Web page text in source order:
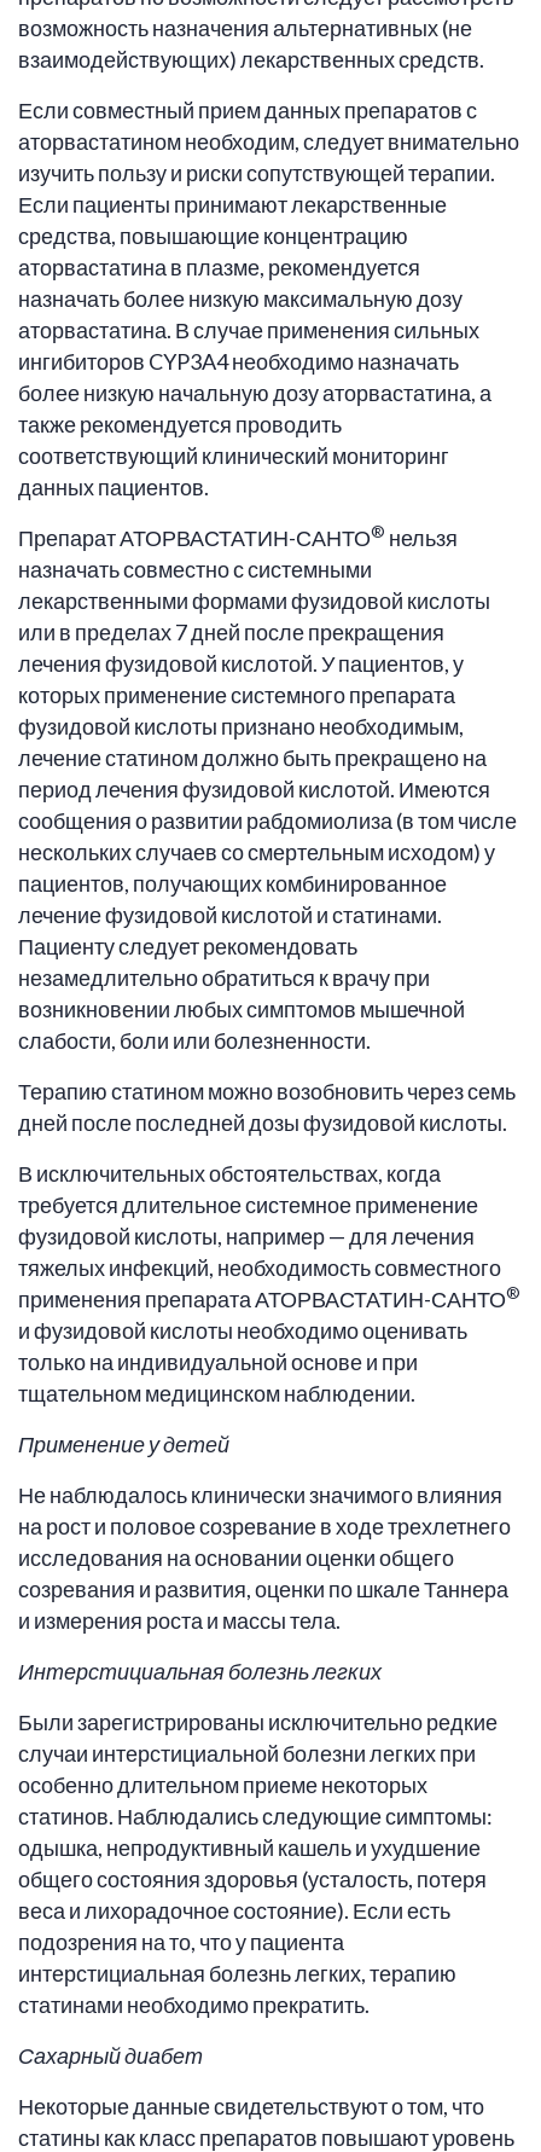
возможность назначения альтернативных (не
взаимодействующих) лекарственных средств.
Если совместный прием данных препаратов с
аторвастатином необходим, следует внимательно
изучить пользу и риски сопутствующей терапии.
Если пациенты принимают лекарственные
средства, повышающие концентрацию
аторвастатина в плазме, рекомендуется
назначать более низкую максимальную дозу
аторвастатина. В случае применения сильных
ингибиторов CYP3A4 необходимо назначать
более низкую начальную дозу аторвастатина, а
также рекомендуется проводить
соответствующий клинический мониторинг
данных пациентов.
Препарат АТОРВАСТАТИН-САНТО® нельзя
назначать совместно с системными
лекарственными формами фузидовой кислоты
или в пределах 7 дней после прекращения
лечения фузидовой кислотой. У пациентов, у
которых применение системного препарата
фузидовой кислоты признано необходимым,
лечение статином должно быть прекращено на
период лечения фузидовой кислотой. Имеются
сообщения о развитии рабдомиолиза (в том числе
нескольких случаев со смертельным исходом) у
пациентов, получающих комбинированное
лечение фузидовой кислотой и статинами.
Пациенту следует рекомендовать
незамедлительно обратиться к врачу при
возникновении любых симптомов мышечной
слабости, боли или болезненности.
Терапию статином можно возобновить через семь
дней после последней дозы фузидовой кислоты.
В исключительных обстоятельствах, когда
требуется длительное системное применение
фузидовой кислоты, например — для лечения
тяжелых инфекций, необходимость совместного
применения препарата АТОРВАСТАТИН-САНТО®
и фузидовой кислоты необходимо оценивать
только на индивидуальной основе и при
тщательном медицинском наблюдении.
Применение у детей
Не наблюдалось клинически значимого влияния
на рост и половое созревание в ходе трехлетнего
исследования на основании оценки общего
созревания и развития, оценки по шкале Таннера
и измерения роста и массы тела.
Интерстициальная болезнь легких
Были зарегистрированы исключительно редкие
случаи интерстициальной болезни легких при
особенно длительном приеме некоторых
статинов. Наблюдались следующие симптомы:
одышка, непродуктивный кашель и ухудшение
общего состояния здоровья (усталость, потеря
веса и лихорадочное состояние). Если есть
подозрения на то, что у пациента
интерстициальная болезнь легких, терапию
статинами необходимо прекратить.
Сахарный диабет
Некоторые данные свидетельствуют о том, что
статины как класс препаратов повышают уровень